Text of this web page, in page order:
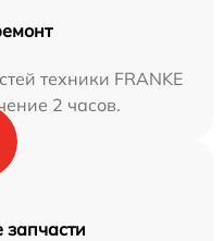
техники FRANKE
2 часов.